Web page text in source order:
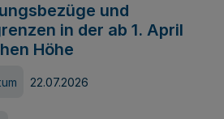
und
in der ab 1. April
Höhe
22.07.2026